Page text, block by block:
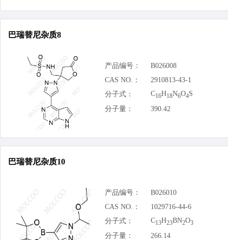
巴瑞替尼杂质8
产品编号：
B026008
CAS NO.：
2910813-43-1
分子式：
C16H18N6O4S
分子量：
390.42
巴瑞替尼杂质10
产品编号：
B026010
CAS NO.：
1029716-44-6
分子式：
C13H23BN2O3
分子量： 266.14